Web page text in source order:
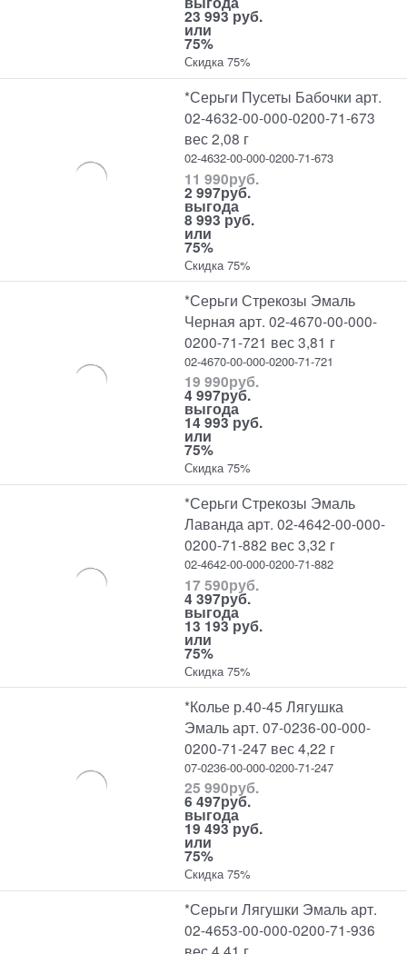
23 993 руб.
или
75%
Скидка 75%
*Серьги Пусеты Бабочки арт.
02-4632-00-000-0200-71-673
вес 2,08 г
02-4632-00-000-0200-71-673
11 990руб.
2 997руб.
выгода
8 993 руб.
или
75%
Скидка 75%
*Серьги Стрекозы Эмаль
Черная арт. 02-4670-00-000-
0200-71-721 вес 3,81 г
02-4670-00-000-0200-71-721
19 990руб.
4 997руб.
выгода
14 993 руб.
или
75%
Скидка 75%
*Серьги Стрекозы Эмаль
Лаванда арт. 02-4642-00-000-
0200-71-882 вес 3,32 г
02-4642-00-000-0200-71-882
17 590руб.
4 397руб.
выгода
13 193 руб.
или
75%
Скидка 75%
*Колье р.40-45 Лягушка
Эмаль арт. 07-0236-00-000-
0200-71-247 вес 4,22 г
07-0236-00-000-0200-71-247
25 990руб.
6 497руб.
выгода
19 493 руб.
или
75%
Скидка 75%
*Серьги Лягушки Эмаль арт.
02-4653-00-000-0200-71-936